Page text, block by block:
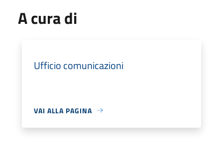
A cura di
Ufficio comunicazioni
VAI ALLA PAGINA